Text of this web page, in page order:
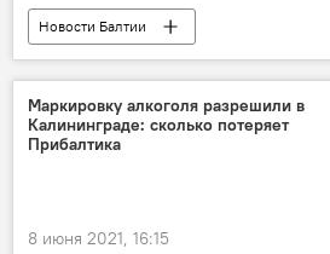
Новости Балтии
Русские школы: языковой барьер или мост
Эстония
Кая Каллас
Маркировку алкоголя разрешили в
Калининграде: сколько потеряет
Прибалтика
8 июня 2021, 16:15